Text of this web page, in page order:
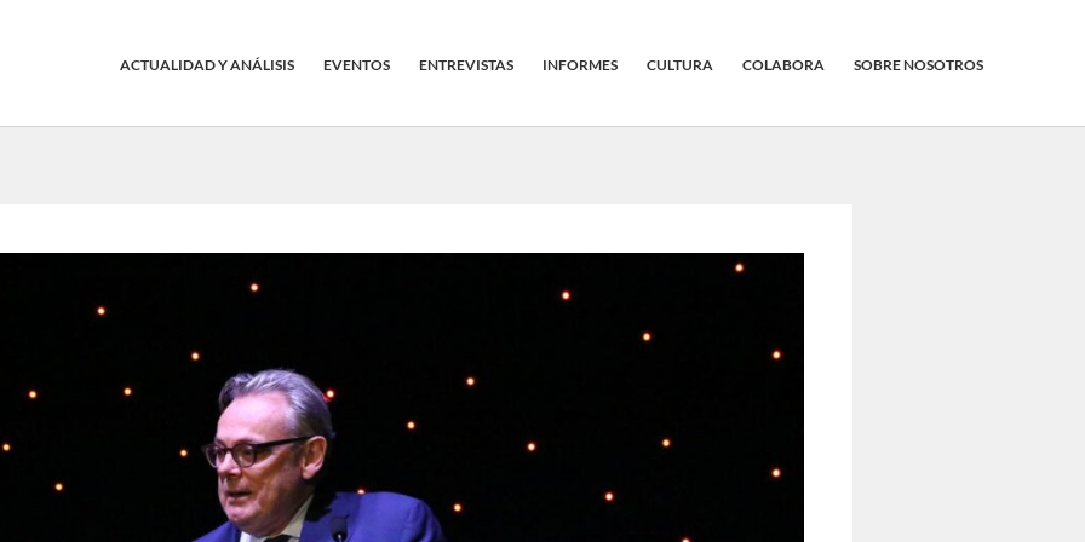
ACTUALIDAD Y ANÁLISIS EVENTOS ENTREVISTAS INFORMES CULTURA COLABORA SOBRE NOSOTROS